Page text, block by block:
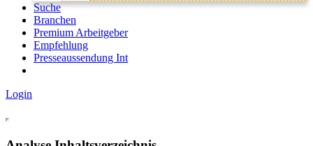
Suche
Branchen
Premium Arbeitgeber
Empfehlung
Presseaussendung Int
Login